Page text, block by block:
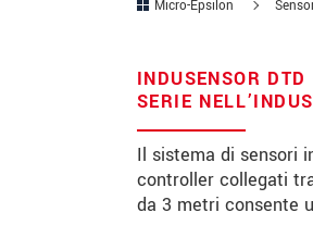
Micro-Epsilon
INDUSENSOR
SERIE
Il sistema di sensori
controller collegati
da 3 metri consente
Città *
Paese
Telefono